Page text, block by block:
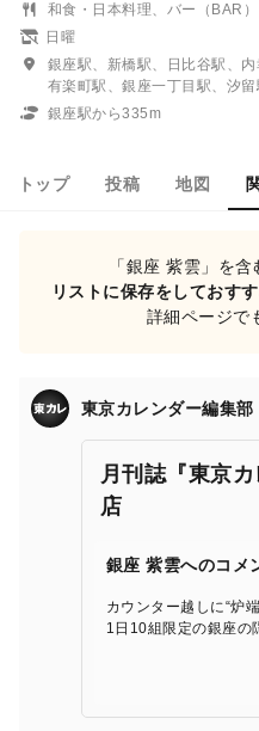
和食・日本料理、バー（BAR）
日曜
銀座駅、新橋駅、日比谷駅、内
有楽町駅、銀座一丁目駅、汐
銀座駅から335m
トップ 投稿 地図
「銀座 紫雲」を
リストに保存をしておす
詳細ページで
東京カレンダー編集部
月刊誌『東京
店
銀座 紫雲へのコメ
カウンター越しに“炉
1日10組限定の銀座の